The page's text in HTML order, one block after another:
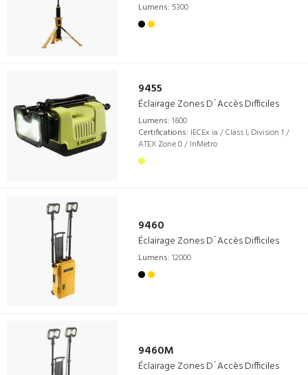
Lumens: 5300
9455
Éclairage Zones D´Accès Difficiles
Lumens: 1600
Certifications: IECEx ia / Class I, Division 1 /
ATEX Zone 0 / InMetro
9460
Éclairage Zones D´Accès Difficiles
Lumens: 12000
9460M
Éclairage Zones D´Accès Difficiles